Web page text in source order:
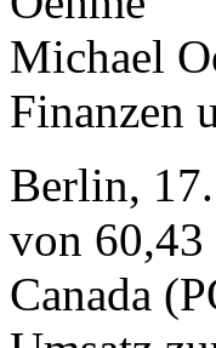
Michael
Finanzen
Berlin,
von
Canada